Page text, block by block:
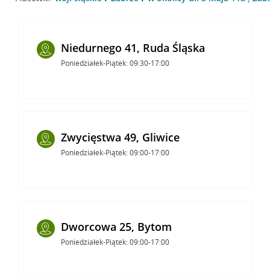
Niedurnego 41, Ruda Śląska
Poniedziałek-Piątek: 09:30-17:00
Zwycięstwa 49, Gliwice
Poniedziałek-Piątek: 09:00-17:00
Dworcowa 25, Bytom
Poniedziałek-Piątek: 09:00-17:00